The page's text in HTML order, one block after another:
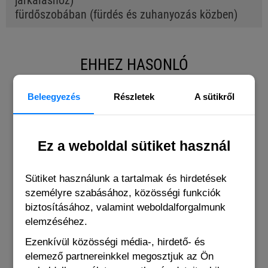
Beleegyezés Részletek A sütikről
Ez a weboldal sütiket használ
Sütiket használunk a tartalmak és hirdetések
személyre szabásához, közösségi funkciók
biztosításához, valamint weboldalforgalmunk
elemzéséhez.
Ezenkívül közösségi média-, hirdető- és
elemező partnereinkkel megosztjuk az Ön
fürdőszobában (fürdés és zuhanyozás közben)
EHHEZ HASONLÓ